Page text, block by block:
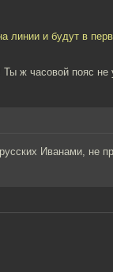
линии и будут в
ж часовой пояс не
Иванами, не